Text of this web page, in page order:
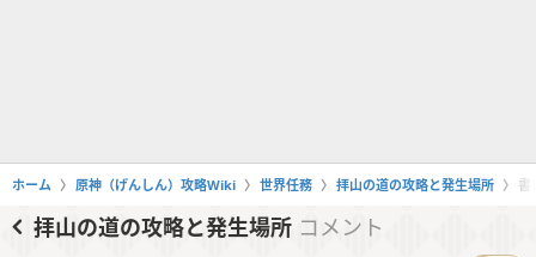
ホーム 原神（げんしん）攻略Wiki 世界任務 拝山の道の攻略と発生場所 書
拝山の道の攻略と発生場所 コメント